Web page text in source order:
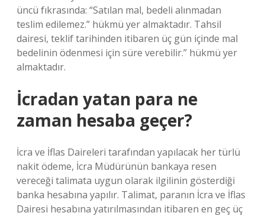
üncü fıkrasında: “Satılan mal, bedeli alınmadan
teslim edilemez.” hükmü yer almaktadır. Tahsil
dairesi, teklif tarihinden itibaren üç gün içinde mal
bedelinin ödenmesi için süre verebilir.” hükmü yer
almaktadır.
İcradan yatan para ne
zaman hesaba geçer?
İcra ve İflas Daireleri tarafından yapılacak her türlü
nakit ödeme, İcra Müdürünün bankaya resen
vereceği talimata uygun olarak ilgilinin gösterdiği
banka hesabına yapılır. Talimat, paranın İcra ve İflas
Dairesi hesabına yatırılmasından itibaren en geç üç